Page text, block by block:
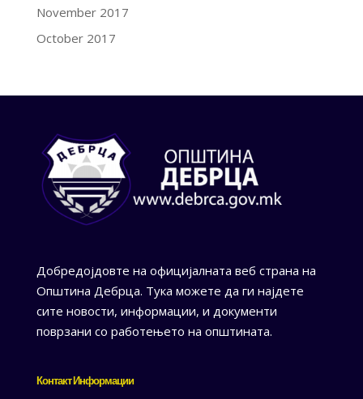
November 2017
October 2017
Добредојдовте на официјалната веб страна на
Општина Дебрца. Тука можете да ги најдете
сите новости, информации, и документи
поврзани со работењето на општината.
Контакт Информации